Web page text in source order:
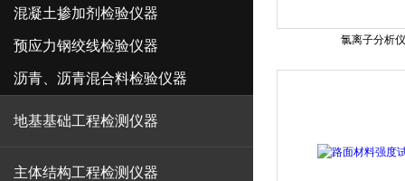
混凝土掺加剂检验仪器
预应力钢绞线检验仪器
沥青、沥青混合料检验仪器
地基基础工程检测仪器
主体结构工程检测仪器
氯离子分析仪